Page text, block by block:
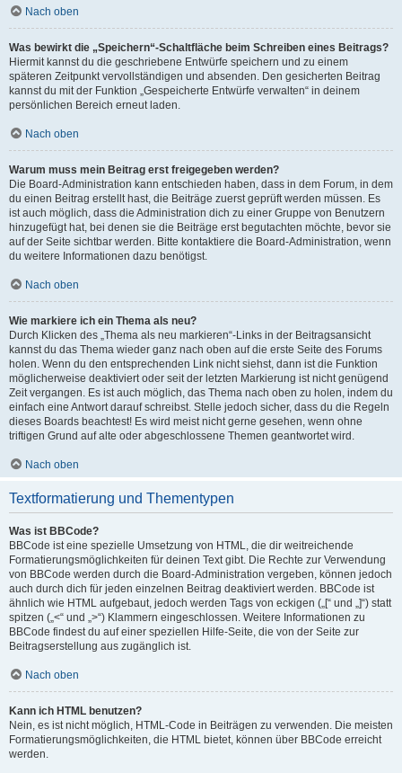
Nach oben
Was bewirkt die „Speichern“-Schaltfläche beim Schreiben eines Beitrags?
Hiermit kannst du die geschriebene Entwürfe speichern und zu einem
späteren Zeitpunkt vervollständigen und absenden. Den gesicherten Beitrag
kannst du mit der Funktion „Gespeicherte Entwürfe verwalten“ in deinem
persönlichen Bereich erneut laden.
Nach oben
Warum muss mein Beitrag erst freigegeben werden?
Die Board-Administration kann entschieden haben, dass in dem Forum, in dem
du einen Beitrag erstellt hast, die Beiträge zuerst geprüft werden müssen. Es
ist auch möglich, dass die Administration dich zu einer Gruppe von Benutzern
hinzugefügt hat, bei denen sie die Beiträge erst begutachten möchte, bevor sie
auf der Seite sichtbar werden. Bitte kontaktiere die Board-Administration, wenn
du weitere Informationen dazu benötigst.
Nach oben
Wie markiere ich ein Thema als neu?
Durch Klicken des „Thema als neu markieren“-Links in der Beitragsansicht
kannst du das Thema wieder ganz nach oben auf die erste Seite des Forums
holen. Wenn du den entsprechenden Link nicht siehst, dann ist die Funktion
möglicherweise deaktiviert oder seit der letzten Markierung ist nicht genügend
Zeit vergangen. Es ist auch möglich, das Thema nach oben zu holen, indem du
einfach eine Antwort darauf schreibst. Stelle jedoch sicher, dass du die Regeln
dieses Boards beachtest! Es wird meist nicht gerne gesehen, wenn ohne
triftigen Grund auf alte oder abgeschlossene Themen geantwortet wird.
Nach oben
Textformatierung und Thementypen
Was ist BBCode?
BBCode ist eine spezielle Umsetzung von HTML, die dir weitreichende
Formatierungsmöglichkeiten für deinen Text gibt. Die Rechte zur Verwendung
von BBCode werden durch die Board-Administration vergeben, können jedoch
auch durch dich für jeden einzelnen Beitrag deaktiviert werden. BBCode ist
ähnlich wie HTML aufgebaut, jedoch werden Tags von eckigen („[“ und „]“) statt
spitzen („<“ und „>“) Klammern eingeschlossen. Weitere Informationen zu
BBCode findest du auf einer speziellen Hilfe-Seite, die von der Seite zur
Beitragserstellung aus zugänglich ist.
Nach oben
Kann ich HTML benutzen?
Nein, es ist nicht möglich, HTML-Code in Beiträgen zu verwenden. Die meisten
Formatierungsmöglichkeiten, die HTML bietet, können über BBCode erreicht
werden.